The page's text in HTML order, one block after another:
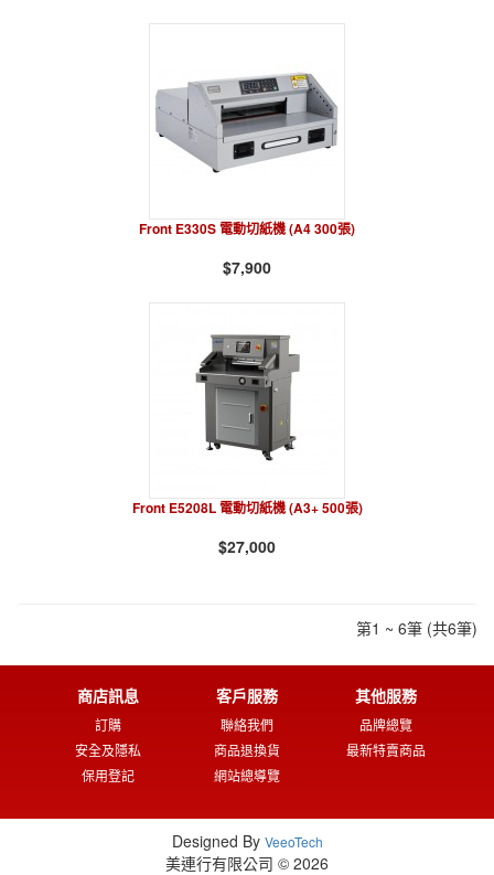
Front E330S 電動切紙機 (A4 300張)
$7,900
Front E5208L 電動切紙機 (A3+ 500張)
$27,000
第1 ~ 6筆 (共6筆)
商店訊息
訂購
安全及隱私
保用登記
客戶服務
聯絡我們
商品退換貨
網站總導覽
其他服務
品牌總覽
最新特賣商品
Designed By VeeoTech
美連行有限公司 © 2026